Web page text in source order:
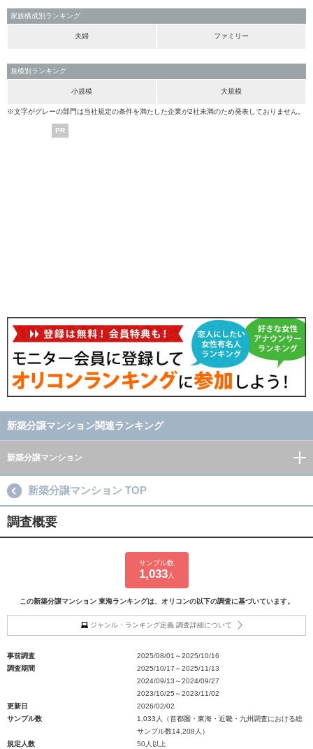
家族構成別ランキング
夫婦 ファミリー
規模別ランキング
小規模 大規模
※文字がグレーの部門は当社規定の条件を満たした企業が2社未満のため発表しておりません。
PR
新築分譲マンション関連ランキング
新築分譲マンション
新築分譲マンション TOP
調査概要
サンプル数
1,033人
この新築分譲マンション 東海ランキングは、オリコンの以下の調査に基づいています。
ジャンル・ランキング定義 調査詳細について
事前調査
2025/08/01～2025/10/16
調査期間
2025/10/17～2025/11/13
2024/09/13～2024/09/27
2023/10/25～2023/11/02
更新日
2026/02/02
サンプル数
1,033人（首都圏・東海・近畿・九州調査における総
サンプル数14,208人）
規定人数
50人以上